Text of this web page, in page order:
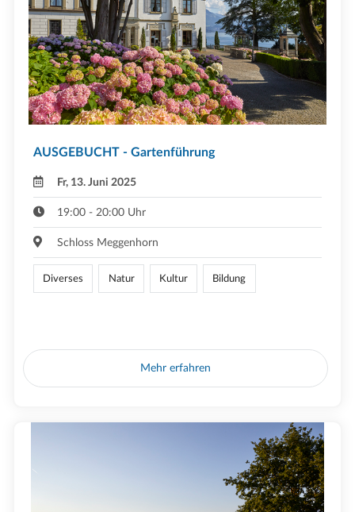
AUSGEBUCHT - Gartenführung
Fr, 13. Juni 2025
19:00 - 20:00 Uhr
Schloss Meggenhorn
Diverses Natur Kultur Bildung
Mehr erfahren